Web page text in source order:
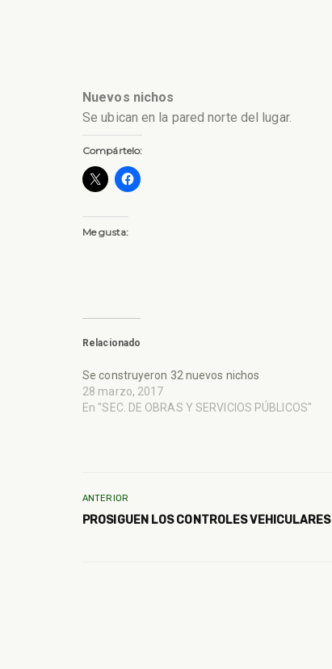
Nuevos nichos
Se ubican en la pared norte del lugar.
Compártelo:
Me gusta:
Relacionado
Se construyeron 32 nuevos nichos
28 marzo, 2017
En "SEC. DE OBRAS Y SERVICIOS PÚBLICOS"
ANTERIOR
PROSIGUEN LOS CONTROLES VEHICULARES